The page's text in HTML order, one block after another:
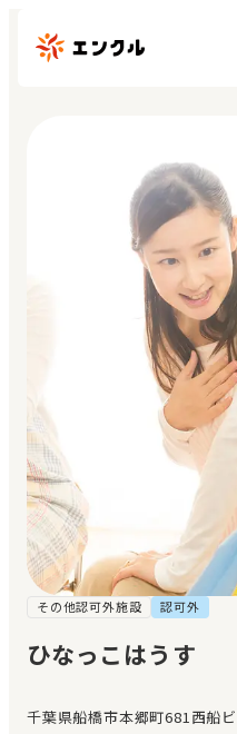
地図から探す
地域から探す
マイページ
見学日記
メッセージ
おすすめの園
エンクルの特徴と活用方法
その他認可外施設 認可外
ひなっこはうす
千葉県船橋市本郷町681西船